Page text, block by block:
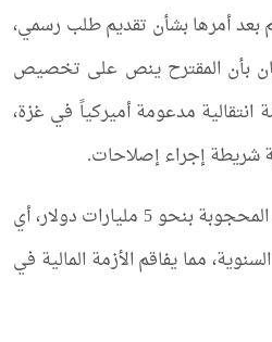
بعد أمرها بشأن تقديم طلب رسمي،
بأن المقترح ينص على تخصيص
مدعومة أميركياً في غزة،
شريطة إجراء إصلاحات.
وتقدر السلطة قيمة الضرائب المحجوبة بنحو 5 مليارات دولار، أي
مما يفاقم الأزمة المالية في